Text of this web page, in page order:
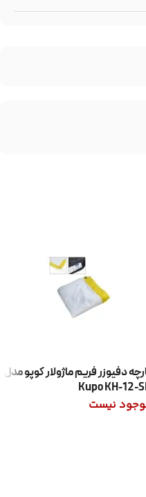
دفیوزر فریم ماژولار کوپو مدل
Kupo KH-12-
نیست